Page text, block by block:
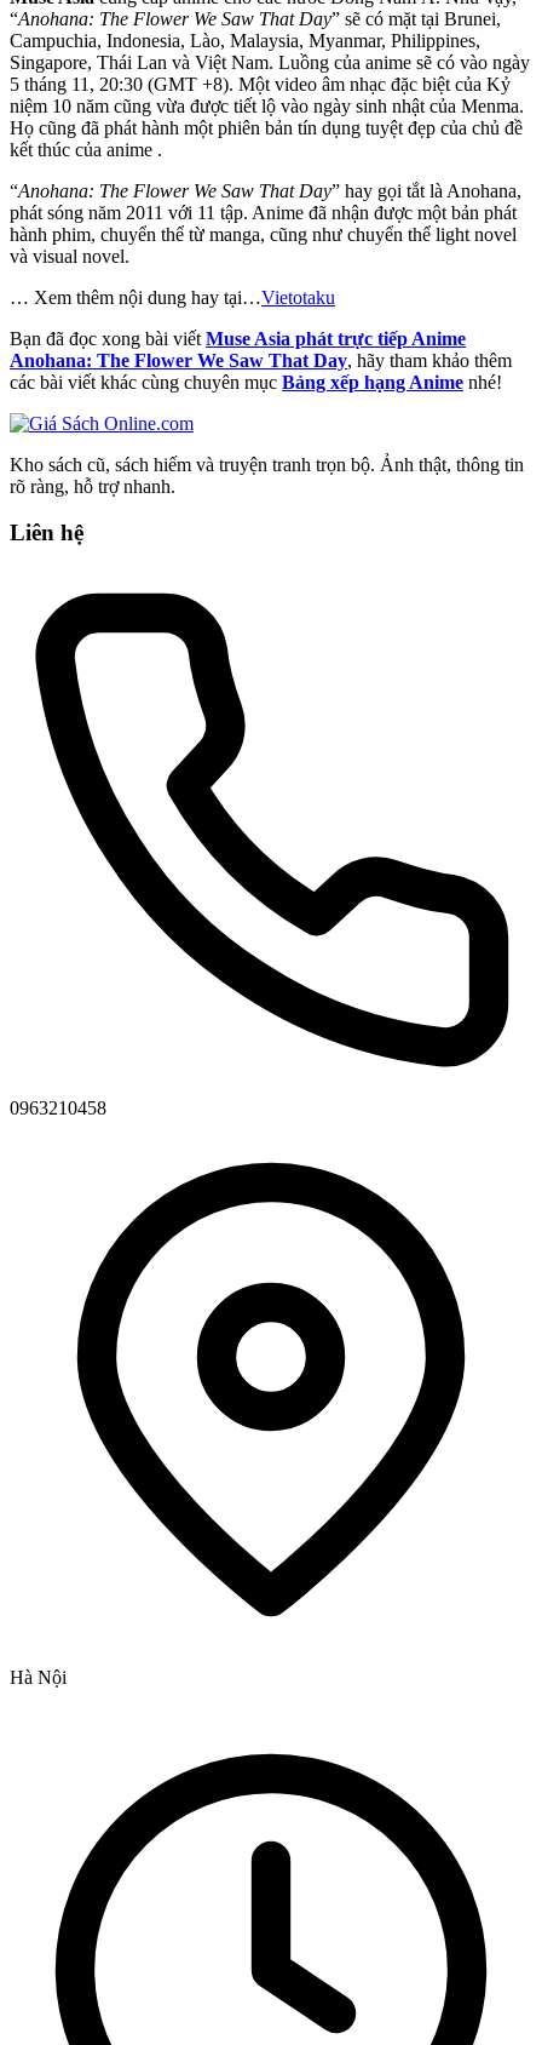
“Anohana: The Flower We Saw That Day” sẽ có mặt tại Brunei,
Campuchia, Indonesia, Lào, Malaysia, Myanmar, Philippines,
Singapore, Thái Lan và Việt Nam. Luồng của anime sẽ có vào ngày
5 tháng 11, 20:30 (GMT +8). Một video âm nhạc đặc biệt của Kỷ
niệm 10 năm cũng vừa được tiết lộ vào ngày sinh nhật của Menma.
Họ cũng đã phát hành một phiên bản tín dụng tuyệt đẹp của chủ đề
kết thúc của anime .
“Anohana: The Flower We Saw That Day” hay gọi tắt là Anohana,
phát sóng năm 2011 với 11 tập. Anime đã nhận được một bản phát
hành phim, chuyển thể từ manga, cũng như chuyển thể light novel
và visual novel.
… Xem thêm nội dung hay tại…Vietotaku
Bạn đã đọc xong bài viết Muse Asia phát trực tiếp Anime
Anohana: The Flower We Saw That Day, hãy tham khảo thêm
các bài viết khác cùng chuyên mục Bảng xếp hạng Anime nhé!
Kho sách cũ, sách hiếm và truyện tranh trọn bộ. Ảnh thật, thông tin
rõ ràng, hỗ trợ nhanh.
Liên hệ
0963210458
Hà Nội